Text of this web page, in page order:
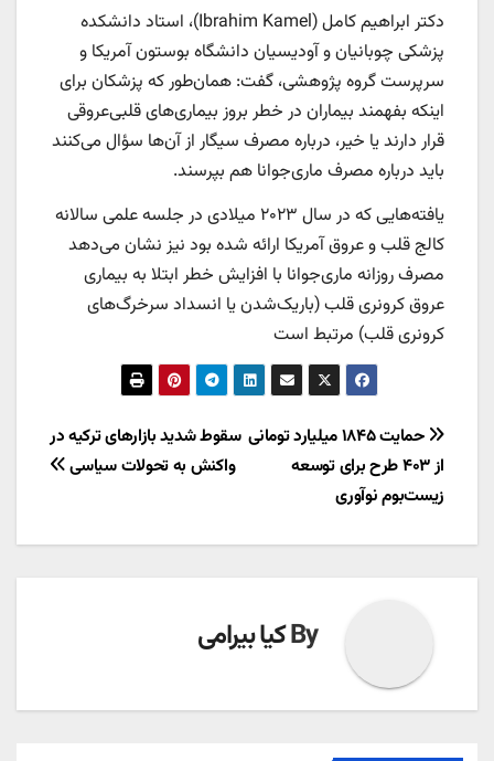
دکتر ابراهیم کامل (Ibrahim Kamel)، استاد دانشکده
پزشکی چوبانیان و آودیسیان دانشگاه بوستون آمریکا و
سرپرست گروه پژوهشی، گفت: همان‌طور که پزشکان برای
اینکه بفهمند بیماران در خطر بروز بیماری‌های قلبی‌عروقی
قرار دارند یا خیر، درباره مصرف سیگار از آن‌ها سؤال می‌کنند
باید درباره مصرف ماری‌جوانا هم بپرسند.
یافته‌هایی که در سال ۲۰۲۳ میلادی در جلسه علمی سالانه
کالج قلب و عروق آمریکا ارائه شده بود نیز نشان می‌دهد
مصرف روزانه ماری‌جوانا با افزایش خطر ابتلا به بیماری
عروق کرونری قلب (باریک‌شدن یا انسداد سرخرگ‌های
کرونری قلب) مرتبط است
راهبری
نوشته
سقوط شدید بازارهای ترکیه در
واکنش به تحولات سیاسی
حمایت ۱۸۴۵ میلیارد تومانی
از ۴۰۳ طرح برای توسعه
زیست‌بوم نوآوری
Byکیا بیرامی